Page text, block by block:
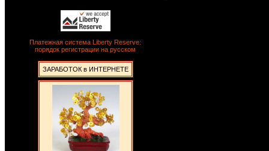
Платежная система Liberty Reserve:
порядок регистрации на русском
ЗАРАБОТОК в ИНТЕРНЕТЕ